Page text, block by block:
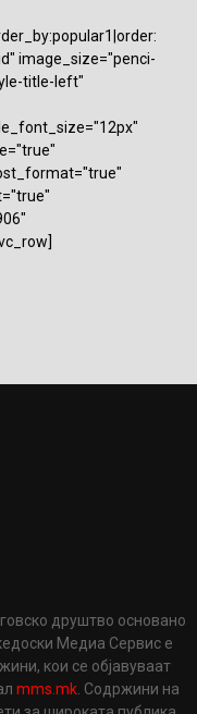
image_size="penci-
title-left"
друштво основано
Медиа Сервис е
кои се објавуваат
mms.mk . Содржини на